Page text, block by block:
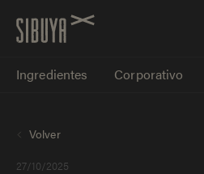
Ingredientes Corporativo
27/10/2025
Volver